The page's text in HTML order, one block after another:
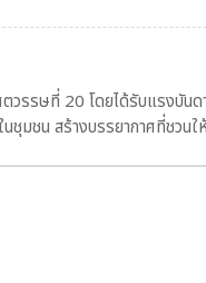
วรรษที่ 20 โดยได้รับแรงบัน
นชุมชน สร้างบรรยากาศที่ชว